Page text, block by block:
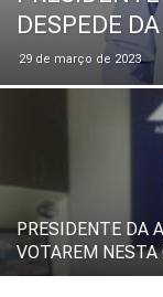
DESPEDE
29 de março de 2023
PRESIDENTE DA
VOTAREM